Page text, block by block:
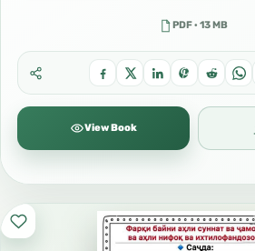
PDF · 13 MB
View Book